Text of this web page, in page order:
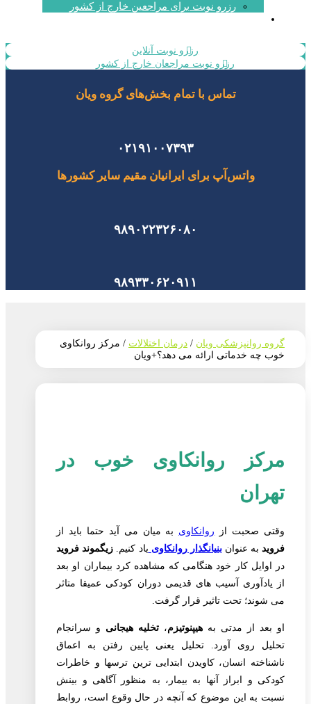
رزرو نوبت برای مراجعین خارج از کشور
رزرو نوبت آنلاین
رزرو نوبت مراجعان خارج از کشور
تماس با تمام بخش‌های گروه ویان
۰۲۱۹۱۰۰۷۳۹۳
واتس‌آپ برای ایرانیان مقیم سایر کشورها
۹۸۹۰۲۲۳۲۶۰۸۰
۹۸۹۳۳۰۶۲۰۹۱۱
گروه روانپزشکی ویان / درمان اختلالات / مرکز روانکاوی
خوب چه خدماتی ارائه می دهد؟+ویان
مرکز روانکاوی خوب در
تهران
وقتی صحبت از روانکاوی به میان می آید حتما باید از
فرویدبه عنوانبنیانگذار روانکاوی یاد کنیم. زیگموند فروید
در اوایل کار خود هنگامی که مشاهده کرد بیماران او بعد
از یادآوری آسیب های قدیمی دوران کودکی عمیقا متاثر
می شوند؛ تحت تاثیر قرار گرفت.
او بعد از مدتی به هیپنوتیزم، تخلیه هیجانی و سرانجام
تحلیل روی آورد. تحلیل یعنی پایین رفتن به اعماق
ناشناخته انسان، کاویدن ابتدایی ترین ترسها و خاطرات
کودکی و ابراز آنها به بیمار، به منظور آگاهی و بینش
نسبت به این موضوع که آنچه در حال وقوع است، روابط